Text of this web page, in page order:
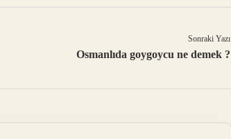
Sonraki Yazı
Osmanlıda goygoycu ne demek ?